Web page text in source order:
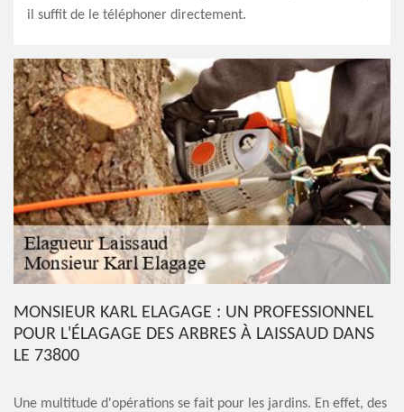
il suffit de le téléphoner directement.
MONSIEUR KARL ELAGAGE : UN PROFESSIONNEL
POUR L'ÉLAGAGE DES ARBRES À LAISSAUD DANS
LE 73800
Une multitude d'opérations se fait pour les jardins. En effet, des